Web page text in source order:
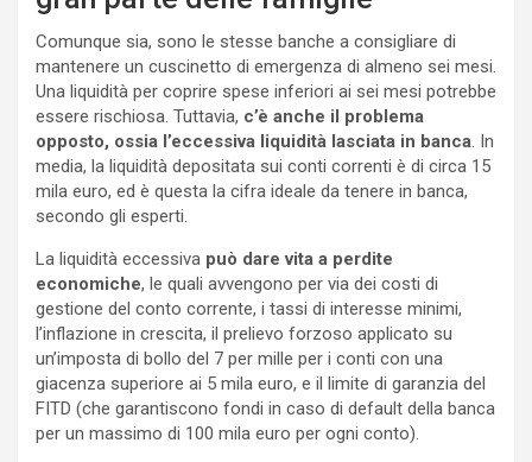
Comunque sia, sono le stesse banche a consigliare di
mantenere un cuscinetto di emergenza di almeno sei mesi.
Una liquidità per coprire spese inferiori ai sei mesi potrebbe
essere rischiosa. Tuttavia, c’è anche il problema
opposto, ossia l’eccessiva liquidità lasciata in banca. In
media, la liquidità depositata sui conti correnti è di circa 15
mila euro, ed è questa la cifra ideale da tenere in banca,
secondo gli esperti.
La liquidità eccessiva può dare vita a perdite
economiche, le quali avvengono per via dei costi di
gestione del conto corrente, i tassi di interesse minimi,
l’inflazione in crescita, il prelievo forzoso applicato su
un’imposta di bollo del 7 per mille per i conti con una
giacenza superiore ai 5 mila euro, e il limite di garanzia del
FITD (che garantiscono fondi in caso di default della banca
per un massimo di 100 mila euro per ogni conto).